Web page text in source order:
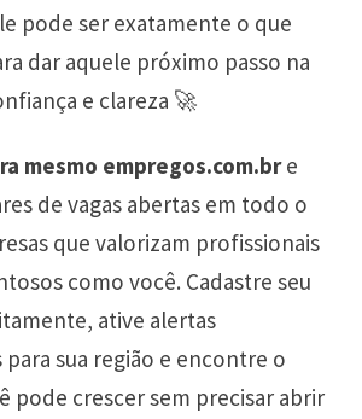
pode ser exatamente o que
dar aquele próximo passo na
e clareza 🚀
mesmo empregos.com.bre
de vagas abertas em todo o
que valorizam profissionais
como você. Cadastre seu
ative alertas
sua região e encontre o
pode crescer sem precisar abrir